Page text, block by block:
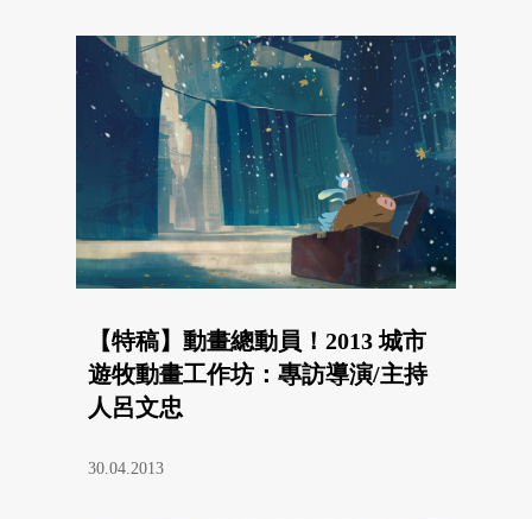
【特稿】動畫總動員！2013 城市
遊牧動畫工作坊：專訪導演/主持
人呂文忠
30.04.2013